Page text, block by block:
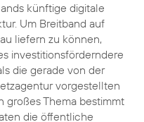
künftige digitale
Um Breitband auf
liefern zu können,
investitionsförderndere
die gerade von der
vorgestellten
großes Thema bestimmt
die öffentliche